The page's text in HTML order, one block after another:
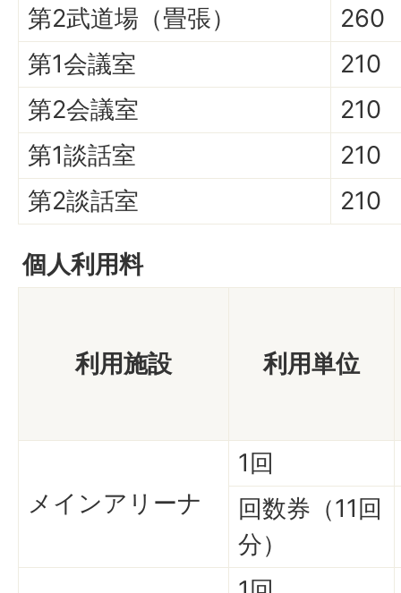
第2武道場（畳張）
260
第1会議室
210
第2会議室
210
第1談話室
210
第2談話室
210
個人利用料
利用施設 利用単位
メインアリーナ
1回
回数券（11回
分）